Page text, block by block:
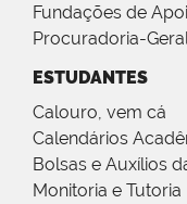
Fundações de
Procuradoria-
ESTUDANTES
Calouro, vem cá
Calendários
Bolsas e Auxílios
Monitoria e Tutoria